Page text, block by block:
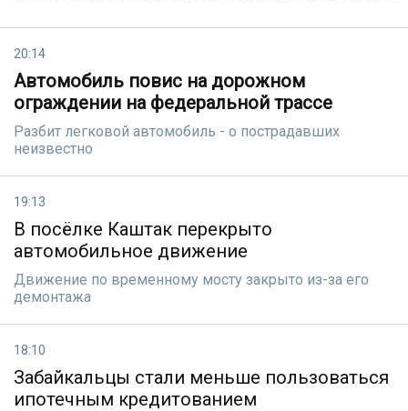
20:14
Автомобиль повис на дорожном
ограждении на федеральной трассе
Разбит легковой автомобиль - о пострадавших
неизвестно
19:13
В посёлке Каштак перекрыто
автомобильное движение
Движение по временному мосту закрыто из-за его
демонтажа
18:10
Забайкальцы стали меньше пользоваться
ипотечным кредитованием